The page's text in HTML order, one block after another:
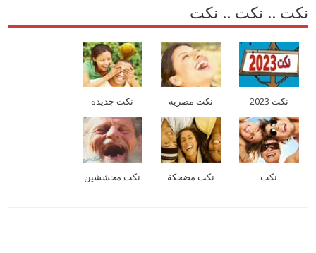
نكت .. نكت .. نكت
نكت 2023 نكت مصرية نكت جديدة
نكت نكت مضحكة نكت محششين